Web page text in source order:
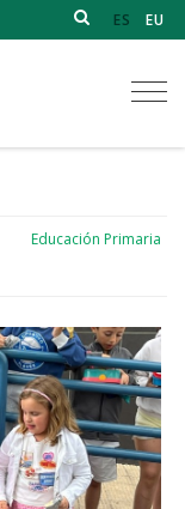
ES EU
Educación Primaria